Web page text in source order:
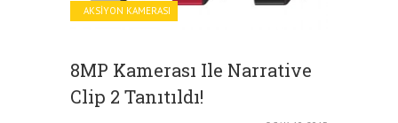
AKSIYON KAMERASI
8MP Kamerası Ile Narrative
Clip 2 Tanıtıldı!